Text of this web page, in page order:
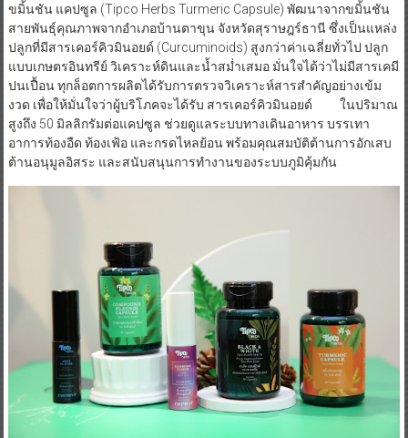
ขมิ้นชัน แคปซูล (Tipco Herbs Turmeric Capsule) พัฒนาจากขมิ้นชัน
สายพันธุ์คุณภาพจากอำเภอบ้านตาขุน จังหวัดสุราษฎร์ธานี ซึ่งเป็นแหล่ง
ปลูกที่มีสารเคอร์คิวมินอยด์ (Curcuminoids) สูงกว่าค่าเฉลี่ยทั่วไป ปลูก
แบบเกษตรอินทรีย์ วิเคราะห์ดินและน้ำสม่ำเสมอ มั่นใจได้ว่าไม่มีสารเคมี
ปนเปื้อน ทุกล็อตการผลิตได้รับการตรวจวิเคราะห์สารสำคัญอย่างเข้ม
งวด เพื่อให้มั่นใจว่าผู้บริโภคจะได้รับ สารเคอร์คิวมินอยด์ ในปริมาณ
สูงถึง 50 มิลลิกรัมต่อแคปซูล ช่วยดูแลระบบทางเดินอาหาร บรรเทา
อาการท้องอืด ท้องเฟ้อ และกรดไหลย้อน พร้อมคุณสมบัติต้านการอักเสบ
ต้านอนุมูลอิสระ และสนับสนุนการทำงานของระบบภูมิคุ้มกัน